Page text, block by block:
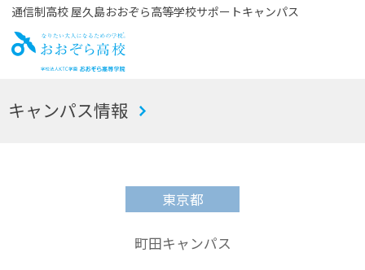
通信制高校 屋久島おおぞら高等学校サポートキャンパス
お
キャンパス情報
東京都
町田キャンパス